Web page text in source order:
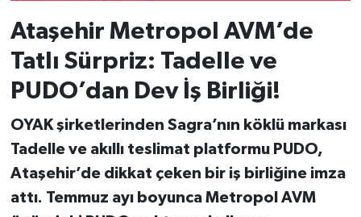
DESTEĞİ
Ataşehir Metropol AVM’de
Tatlı Sürpriz: Tadelle ve
PUDO’dan Dev İş Birliği!
OYAK şirketlerinden Sagra’nın köklü markası
Tadelle ve akıllı teslimat platformu PUDO,
Ataşehir’de dikkat çeken bir iş birliğine imza
attı. Temmuz ayı boyunca Metropol AVM